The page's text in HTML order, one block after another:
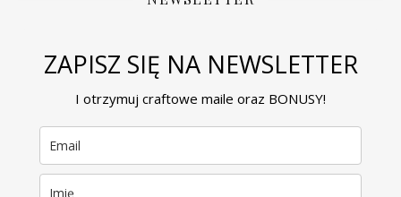
ZAPISZ SIĘ NA NEWSLETTER
I otrzymuj craftowe maile oraz BONUSY!